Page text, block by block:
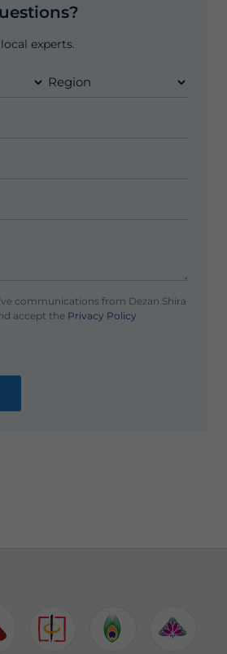
experts.
communications from Dezan Shira
accept thePrivacy Policy